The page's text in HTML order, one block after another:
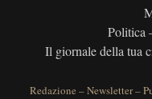
Politica
Il giornale della tua
Redazione –Newsletter–